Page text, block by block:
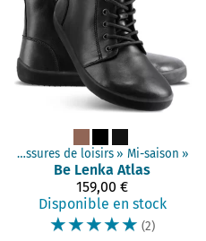
Chaussures de loisirs ‪» Mi-saison ‪»
Be Lenka Atlas
159,00 €
Disponible en stock
☆☆☆☆☆ (2)